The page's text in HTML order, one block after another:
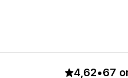
4,62•67